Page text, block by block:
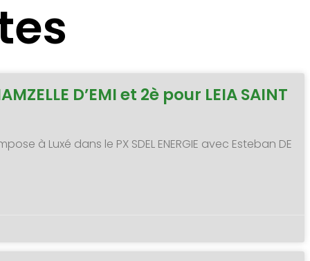
D’EMI et 2è pour LEIA SAINT
à Luxé dans le PX SDEL ENERGIE avec Esteban DE